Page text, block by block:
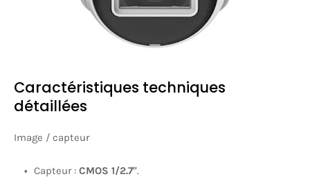
Caractéristiques techniques
détaillées
Image / capteur
Capteur : CMOS 1/2.7".